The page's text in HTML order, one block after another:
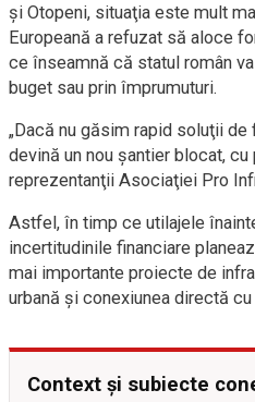
şi Otopeni, situaţia este mult
Europeană a refuzat să aloce
ce înseamnă că statul român
buget sau prin împrumuturi.
„Dacă nu găsim rapid soluţii
devină un nou şantier blocat,
reprezentanţii Asociaţiei Pro
Astfel, în timp ce utilajele
incertitudinile financiare
mai importante proiecte de
urbană şi conexiunea directă
Context și subiecte